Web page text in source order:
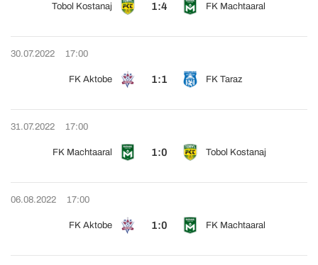
Tobol Kostanaj 1:4 FK Machtaaral
30.07.2022 17:00
FK Aktobe 1:1 FK Taraz
31.07.2022 17:00
FK Machtaaral 1:0 Tobol Kostanaj
06.08.2022 17:00
FK Aktobe 1:0 FK Machtaaral